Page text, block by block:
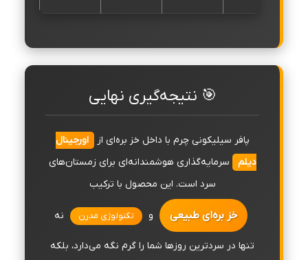
🎯 نتیجه‌گیری نهایی
پافر سیلیکونی چرم با داخل خز بره‌ای از
اورجینال
دیلم
سرمایه‌گذاری هوشمندانه‌ای برای زمستان‌های
سرد است. این محصول با ترکیب
خز بره‌ای طبیعی و تکنولوژی مدرن نه
تنها در سردترین روزها شما را گرم نگه می‌دارد، بلکه